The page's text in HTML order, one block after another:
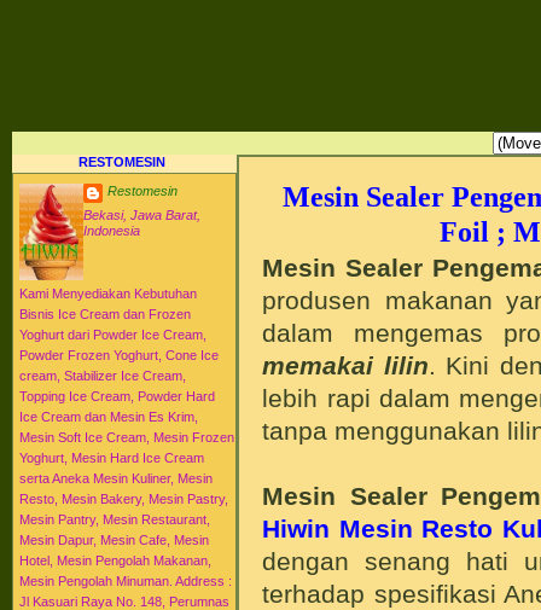
RESTOMESIN
Restomesin
Bekasi, Jawa Barat,
Indonesia
Kami Menyediakan Kebutuhan
Bisnis Ice Cream dan Frozen
Yoghurt dari Powder Ice Cream,
Powder Frozen Yoghurt, Cone Ice
cream, Stabilizer Ice Cream,
Topping Ice Cream, Powder Hard
Ice Cream dan Mesin Es Krim,
Mesin Soft Ice Cream, Mesin Frozen
Yoghurt, Mesin Hard Ice Cream
serta Aneka Mesin Kuliner, Mesin
Resto, Mesin Bakery, Mesin Pastry,
Mesin Pantry, Mesin Restaurant,
Mesin Dapur, Mesin Cafe, Mesin
Hotel, Mesin Pengolah Makanan,
Mesin Pengolah Minuman. Address :
Jl Kasuari Raya No. 148, Perumnas
Mesin Sealer
Foil ;
Mesin Sealer
produsen makanan
dalam mengemas
memakai lilin . Kini
lebih rapi dalam
tanpa menggunakan
Mesin Sealer
Hiwin Mesin Resto
dengan senang hati
terhadap spesifikasi